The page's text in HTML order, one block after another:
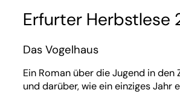
Erfurter Herbstlese
Das Vogelhaus
Ein Roman über die Jugend in den
und darüber, wie ein einziges Jahr